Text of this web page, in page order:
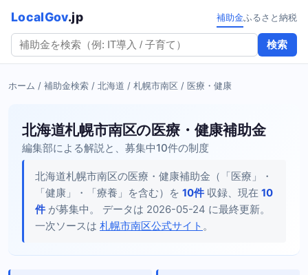
LocalGov.jp
検索
補助金ふるさと納税
ホーム / 補助金検索 / 北海道 / 札幌市南区 / 医療・健康
北海道札幌市南区の医療・健康補助金
編集部による解説と、募集中10件の制度
北海道札幌市南区の医療・健康補助金（「医療」・
「健康」・「療養」を含む）を 10件 収録、現在 10
件 が募集中。 データは 2026-05-24 に最終更新。
一次ソースは 札幌市南区公式サイト 。